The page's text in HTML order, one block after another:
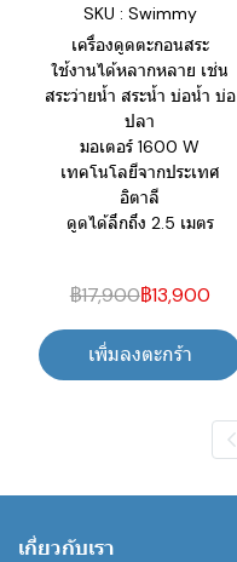
SKU : Swimmy
เครื่องดูดตะกอนสระ
ใช้งานได้หลากหลาย เช่น
สระว่ายน้ำ สระน้ำ บ่อน้ำ บ่อ
ปลา
มอเตอร์ 1600 W
เทคโนโลยีจากประเทศ
อิตาลี
ดูดได้ลึกถึง 2.5 เมตร
฿17,900฿13,900
เพิ่มลงตะกร้า
เกี่ยวกับเรา